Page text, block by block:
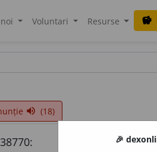
Voluntari Resurse savings
volume_up (18)
🎉